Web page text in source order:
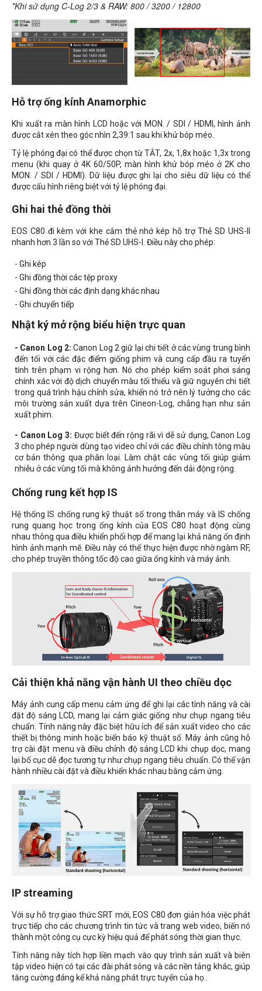
*Khi sử dụng C-Log 2/3 & RAW: 800 / 3200 / 12800
Hỗ trợ ống kính Anamorphic
Khi xuất ra màn hình LCD hoặc với MON. / SDI / HDMI, hình ảnh
được cắt xén theo góc nhìn 2,39:1 sau khi khử bóp méo.
Tỷ lệ phóng đại có thể được chọn từ TẮT, 2x, 1,8x hoặc 1,3x trong
menu (khi quay ở 4K 60/50P, màn hình khử bóp méo ở 2K cho
MON. / SDI / HDMI). Dữ liệu được ghi lại cho siêu dữ liệu có thể
được cấu hình riêng biệt với tỷ lệ phóng đại.
Ghi hai thẻ đồng thời
EOS C80 đi kèm với khe cắm thẻ nhớ kép hỗ trợ Thẻ SD UHS-II
nhanh hơn 3 lần so với Thẻ SD UHS-I. Điều này cho phép:
- Ghi kép
- Ghi đồng thời các tệp proxy
- Ghi đồng thời các định dạng khác nhau
- Ghi chuyển tiếp
Nhật ký mở rộng biểu hiện trực quan
- Canon Log 2: Canon Log 2 giữ lại chi tiết ở các vùng trung bình
đến tối với các đặc điểm giống phim và cung cấp đầu ra tuyến
tính trên phạm vi rộng hơn. Nó cho phép kiểm soát phơi sáng
chính xác với độ dịch chuyển màu tối thiểu và giữ nguyên chi tiết
trong quá trình hậu chỉnh sửa, khiến nó trở nên lý tưởng cho các
môi trường sản xuất dựa trên Cineon-Log, chẳng hạn như sản
xuất phim.
- Canon Log 3: Được biết đến rộng rãi vì dễ sử dụng, Canon Log
3 cho phép người dùng tạo video chỉ với các điều chỉnh tông màu
cơ bản thông qua phân loại. Làm chặt các vùng tối giúp giảm
nhiễu ở các vùng tối mà không ảnh hưởng đến dải động rộng.
Chống rung kết hợp IS
Hệ thống IS chống rung kỹ thuật số trong thân máy và IS chống
rung quang học trong ống kính của EOS C80 hoạt động cùng
nhau thông qua điều khiển phối hợp để mang lại khả năng ổn định
hình ảnh mạnh mẽ. Điều này có thể thực hiện được nhờ ngàm RF,
cho phép truyền thông tốc độ cao giữa ống kính và máy ảnh.
Cải thiện khả năng vận hành UI theo chiều dọc
Máy ảnh cung cấp menu cảm ứng để ghi lại các tính năng và cài
đặt độ sáng LCD, mang lại cảm giác giống như chụp ngang tiêu
chuẩn. Tính năng này đặc biệt hữu ích để sản xuất video cho các
thiết bị thông minh hoặc biển báo kỹ thuật số. Máy ảnh cũng hỗ
trợ cài đặt menu và điều chỉnh độ sáng LCD khi chụp dọc, mang
lại bố cục dễ đọc tương tự như chụp ngang tiêu chuẩn. Có thể vận
hành nhiều cài đặt và điều khiển khác nhau bằng cảm ứng.
IP streaming
Với sự hỗ trợ giao thức SRT mới, EOS C80 đơn giản hóa việc phát
trực tiếp cho các chương trình tin tức và trang web video, biến nó
thành một công cụ cực kỳ hiệu quả để phát sóng thời gian thực.
Tính năng này tích hợp liền mạch vào quy trình sản xuất và biên
tập video hiện có tại các đài phát sóng và các nền tảng khác, giúp
tăng cường đáng kể khả năng phát trực tuyến của họ..